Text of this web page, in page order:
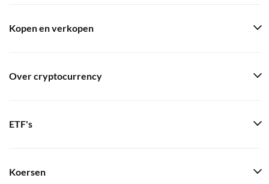
Kopen en verkopen
Over cryptocurrency
ETF's
Koersen